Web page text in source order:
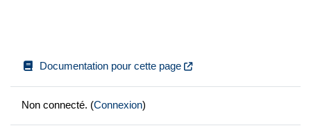
Documentation pour cette page
Non connecté. (Connexion)